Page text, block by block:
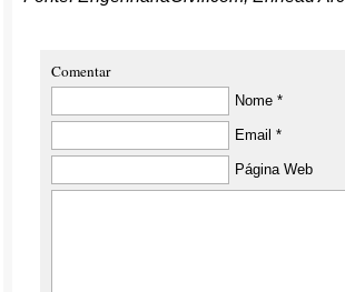
Comentar
Nome *
Email *
Página Web